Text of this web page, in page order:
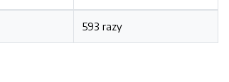
593 razy